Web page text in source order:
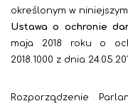
określonym w
Ustawa o ochronie
maja 2018 roku o
2018.1000 z dnia
Rozporządzenie